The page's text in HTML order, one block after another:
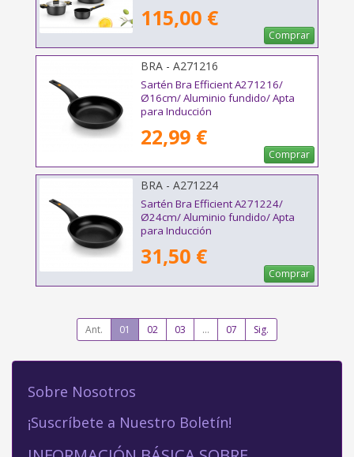
115,00 €
Comprar
BRA - A271216
Sartén Bra Efficient A271216/
Ø16cm/ Aluminio fundido/ Apta
para Inducción
22,99 €
Comprar
BRA - A271224
Sartén Bra Efficient A271224/
Ø24cm/ Aluminio fundido/ Apta
para Inducción
31,50 €
Comprar
Ant. 01 02 03 ... 07 Sig.
Sobre Nosotros
¡Suscríbete a Nuestro Boletín!